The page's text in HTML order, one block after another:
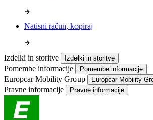
Natisni račun, kopiraj
Izdelki in storitve Izdelki in storitve
Pomembe informacije Pomembe informacije
Europcar Mobility Group Europcar Mobility
Pravne informacije Pravne informacije